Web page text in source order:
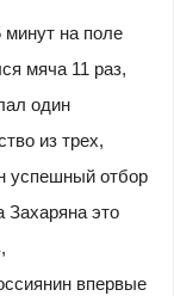
на поле
мяча 11 раз,
один
из трех,
успешный отбор
Захаряна это
впервые